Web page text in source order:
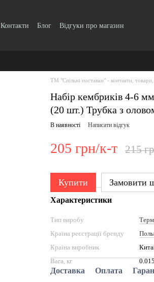
Контакти Блог
Відгуки про магазин
ТМ "Спільні поставки" - контакти,
Набір кембриків 4-6
(20 шт.) Трубка з
В наявності Написати відгук
205 грн/к-т 215
Купити Замовити
Характеристики
Тип виробу
Країна реєстрації бренду
Країна виробник
Вага, кг
0.015
Доставка Оплата